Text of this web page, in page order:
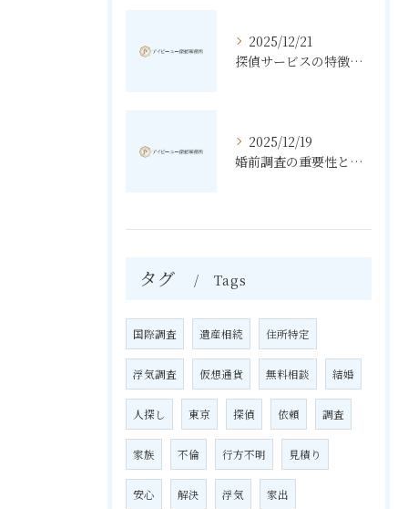
2025/12/21
探偵サービスの特徴と無料相談の利点
2025/12/19
婚前調査の重要性と進め方
タグ Tags
国際調査 遺産相続 住所特定
浮気調査 仮想通貨 無料相談 結婚
人探し 東京 探偵 依頼 調査
家族 不倫 行方不明 見積り
安心 解決 浮気 家出